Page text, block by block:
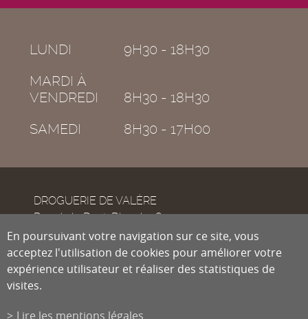
LUNDI
9H30 - 18H30
MARDI À
VENDREDI
8H30 - 18H30
SAMEDI
8H30 - 17H00
DROGUERIE DE VALÈRE
Rue de la Dent-Blanche 8
CH-1950
Sion
Tél.
En poursuivant votre navigation sur ce site, vous
acceptez l'utilisation de cookies pour améliorer votre
expérience utilisateur et réaliser des statistiques de
visites.
Lire les mentions légales